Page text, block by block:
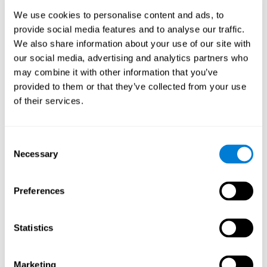
We use cookies to personalise content and ads, to
provide social media features and to analyse our traffic.
We also share information about your use of our site with
our social media, advertising and analytics partners who
may combine it with other information that you’ve
provided to them or that they’ve collected from your use
of their services.
Selection
Necessary
Preferences
Statistics
Marketing
El juego mental Tenis Target, ha sido concebido para estimular el
potencial adaptativo del sistema nervioso y ayudar al cerebro a
reponerse de alteraciones estructurales, trastornos o lesiones
donde se ven afectadas nuestras capacidades cognitivas. Este
juego está indicado para cualquier persona que busque poner a
prueba y mejorar sus destrezas cognitivas.
1ª SEMANA 2ª SEMANA 3ª SEMANA
capacidades cognitivas?